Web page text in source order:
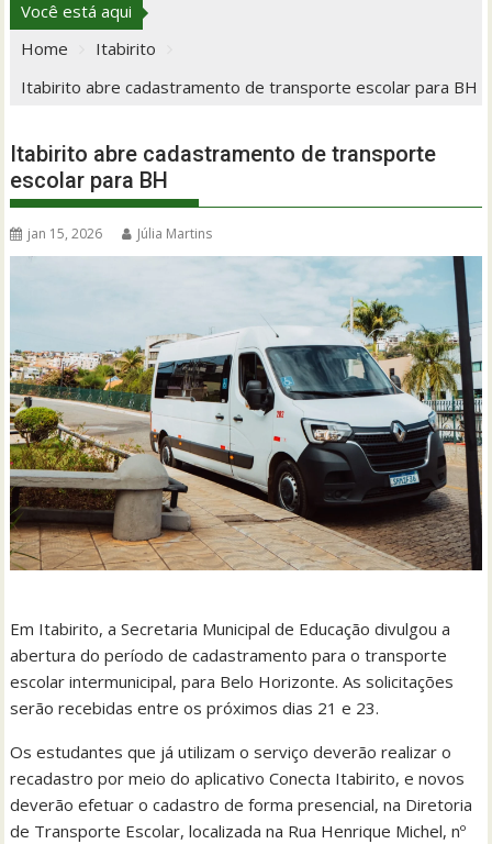
Você está aqui
Home
Itabirito
Itabirito abre cadastramento de transporte escolar para BH
Itabirito abre cadastramento de transporte
escolar para BH
jan 15, 2026 Júlia Martins
Em Itabirito, a Secretaria Municipal de Educação divulgou a
abertura do período de cadastramento para o transporte
escolar intermunicipal, para Belo Horizonte. As solicitações
serão recebidas entre os próximos dias 21 e 23.
Os estudantes que já utilizam o serviço deverão realizar o
recadastro por meio do aplicativo Conecta Itabirito, e novos
deverão efetuar o cadastro de forma presencial, na Diretoria
de Transporte Escolar, localizada na Rua Henrique Michel, nº